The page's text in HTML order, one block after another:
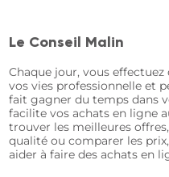
Le Conseil Malin
Chaque jour, vous
vos vies professionnelle et
fait gagner du temps dans
facilite vos achats en ligne
trouver les meilleures
qualité ou comparer les
aider à faire des achats en